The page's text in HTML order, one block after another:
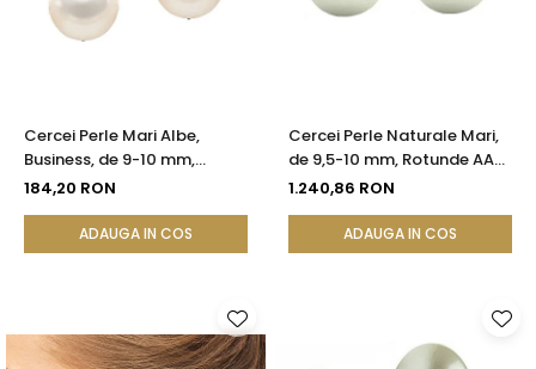
Cercei Perle Mari Albe,
Business, de 9-10 mm,
Tortiță Închisă, Argint 925 -
184,20 RON
ADAUGA IN COS
Cercei Perle Naturale Mari,
de 9,5-10 mm, Rotunde AAA,
Aur 14K (aur 585) |
1.240,86 RON
ADAUGA IN COS